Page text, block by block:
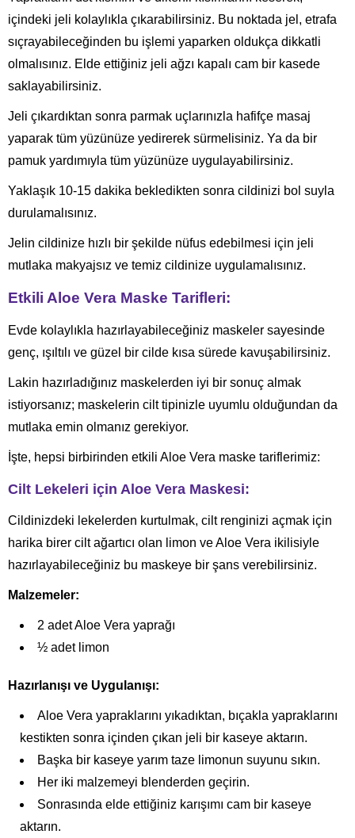
içindeki jeli kolaylıkla çıkarabilirsiniz. Bu noktada jel, etrafa
sıçrayabileceğinden bu işlemi yaparken oldukça dikkatli
olmalısınız. Elde ettiğiniz jeli ağzı kapalı cam bir kasede
saklayabilirsiniz.
Jeli çıkardıktan sonra parmak uçlarınızla hafifçe masaj
yaparak tüm yüzünüze yedirerek sürmelisiniz. Ya da bir
pamuk yardımıyla tüm yüzünüze uygulayabilirsiniz.
Yaklaşık 10-15 dakika bekledikten sonra cildinizi bol suyla
durulamalısınız.
Jelin cildinize hızlı bir şekilde nüfus edebilmesi için jeli
mutlaka makyajsız ve temiz cildinize uygulamalısınız.
Etkili Aloe Vera Maske Tarifleri:
Evde kolaylıkla hazırlayabileceğiniz maskeler sayesinde
genç, ışıltılı ve güzel bir cilde kısa sürede kavuşabilirsiniz.
Lakin hazırladığınız maskelerden iyi bir sonuç almak
istiyorsanız; maskelerin cilt tipinizle uyumlu olduğundan da
mutlaka emin olmanız gerekiyor.
İşte, hepsi birbirinden etkili Aloe Vera maske tariflerimiz:
Cilt Lekeleri için Aloe Vera Maskesi:
Cildinizdeki lekelerden kurtulmak, cilt renginizi açmak için
harika birer cilt ağartıcı olan limon ve Aloe Vera ikilisiyle
hazırlayabileceğiniz bu maskeye bir şans verebilirsiniz.
Malzemeler:
2 adet Aloe Vera yaprağı
½ adet limon
Hazırlanışı ve Uygulanışı:
Aloe Vera yapraklarını yıkadıktan, bıçakla yapraklarını
kestikten sonra içinden çıkan jeli bir kaseye aktarın.
Başka bir kaseye yarım taze limonun suyunu sıkın.
Her iki malzemeyi blenderden geçirin.
Sonrasında elde ettiğiniz karışımı cam bir kaseye
aktarın.